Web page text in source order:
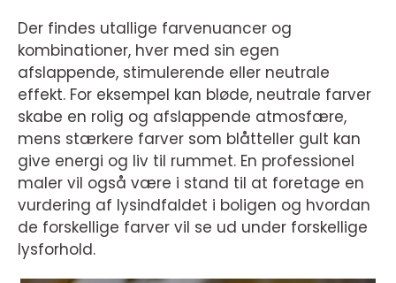
Der findes utallige farvenuancer og
kombinationer, hver med sin egen
afslappende, stimulerende eller neutrale
effekt. For eksempel kan bløde, neutrale farver
skabe en rolig og afslappende atmosfære,
mens stærkere farver som blåtteller gult kan
give energi og liv til rummet. En professionel
maler vil også være i stand til at foretage en
vurdering af lysindfaldet i boligen og hvordan
de forskellige farver vil se ud under forskellige
lysforhold.